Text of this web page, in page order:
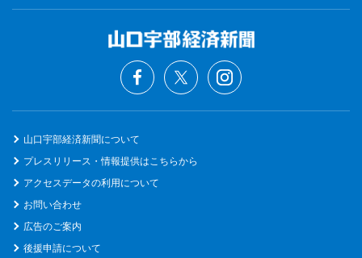
山口宇部経済新聞について
プレスリリース・情報提供はこちらから
アクセスデータの利用について
お問い合わせ
広告のご案内
後援申請について